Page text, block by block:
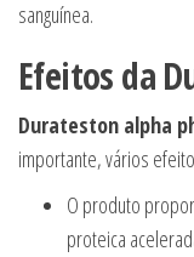
sanguínea.
Efeitos da
Durateston alpha
importante, vários
O produto
proteica